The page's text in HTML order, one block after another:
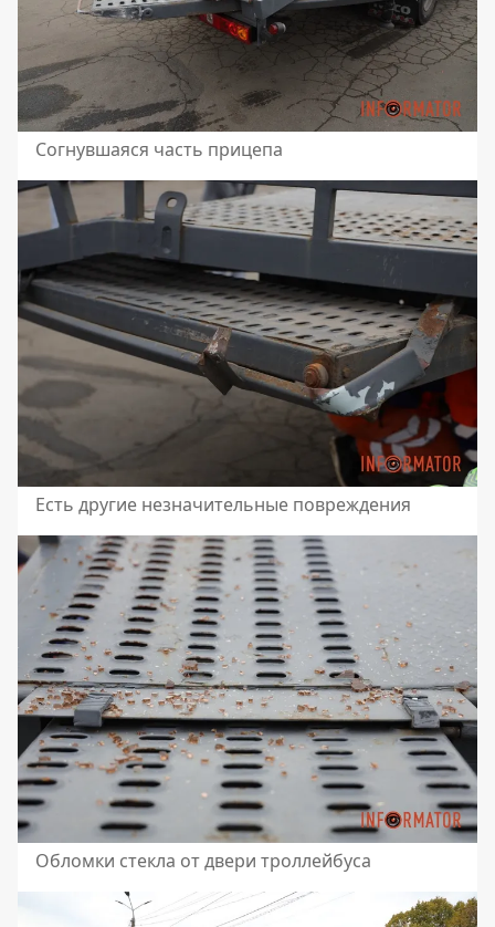
Согнувшаяся часть прицепа
Есть другие незначительные повреждения
Обломки стекла от двери троллейбуса